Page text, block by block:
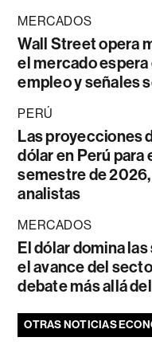
MERCADOS
Wall Street opera
el mercado
empleo y señales
PERÚ
Las proyecciones
dólar en Perú para
semestre de
analistas
MERCADOS
El dólar domina
el avance del
debate más allá
OTRAS NOTICIAS